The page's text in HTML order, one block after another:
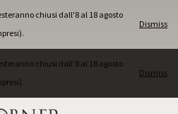
chiusi dall'8 al 18 agosto
Dismiss
chiusi dall'8 al 18 agosto
Dismiss